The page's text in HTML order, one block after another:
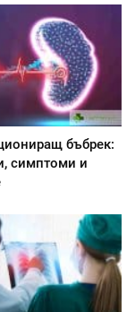
бъбрек:
симптоми и